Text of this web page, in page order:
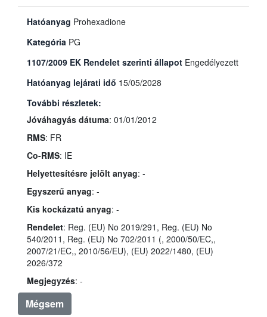
Hatóanyag Prohexadione
Kategória PG
1107/2009 EK Rendelet szerinti állapot Engedélyezett
Hatóanyag lejárati idő 15/05/2028
További részletek:
Jóváhagyás dátuma: 01/01/2012
RMS: FR
Co-RMS: IE
Helyettesítésre jelölt anyag: -
Egyszerű anyag: -
Kis kockázatú anyag: -
Rendelet: Reg. (EU) No 2019/291, Reg. (EU) No
540/2011, Reg. (EU) No 702/2011 (, 2000/50/EC,,
2007/21/EC,, 2010/56/EU), (EU) 2022/1480, (EU)
2026/372
Megjegyzés: -
Mégsem